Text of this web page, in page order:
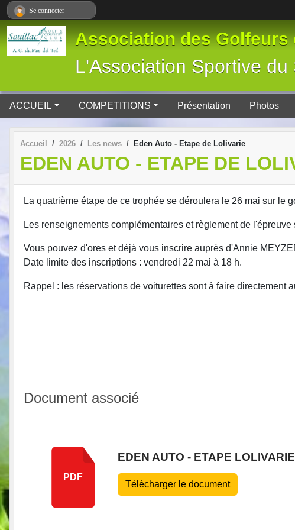
Association des Golfeurs
L'Association Sportive
ACCUEIL COMPETITIONS Présentation Photos
Accueil 2026 Les news Eden Auto - Etape de Lolivarie
EDEN AUTO - ETAPE DE
La quatrième étape de ce trophée se déroulera le 26 mai sur le
Les renseignements complémentaires et règlement de l'épreuve
Vous pouvez d'ores et déjà vous inscrire auprès d'Annie
Date limite des inscriptions : vendredi 22 mai à 18 h.
Rappel : les réservations de voiturettes sont à faire directement
Document associé
PDF
EDEN AUTO - ETAPE LOLIVARIE
Télécharger le document
Se connecter
Panneau de gestion des cookies